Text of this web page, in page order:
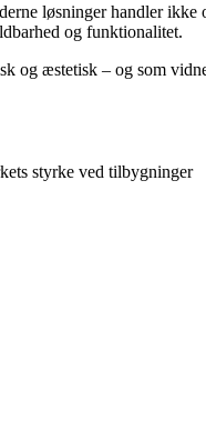
løsninger handler
og funktionalitet.
og æstetisk – og som
styrke ved tilbygninger